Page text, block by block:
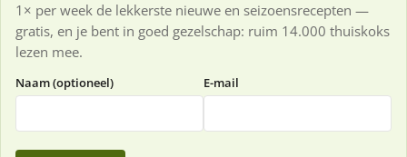
1× per week de lekkerste nieuwe en seizoensrecepten —
gratis, en je bent in goed gezelschap: ruim 14.000 thuiskoks
lezen mee.
Naam (optioneel) E-mail